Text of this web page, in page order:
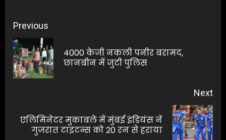
Post
navigation
Previous
4000 केजी नकली पनीर बरामद,
छानबीन में जुटी पुलिस
Next
Next
एलिमिनेटर मुकाबले में मुंबई इंडियंस ने
गुजरात टाइटन्स को 20 रन से हराया